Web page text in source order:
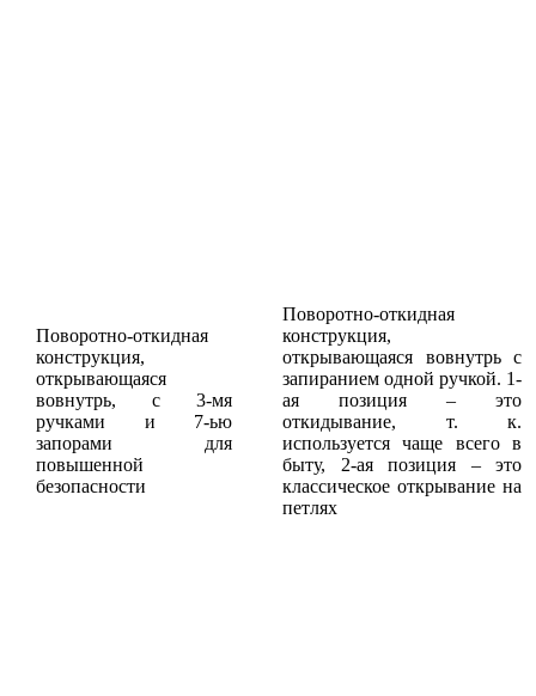
Поворотно-откидная
конструкция,
открывающаяся
вовнутрь, с 3-мя
ручками и 7-ью
запорами для
повышенной
безопасности
Поворотно-откидная
конструкция,
открывающаяся вовнутрь с
запиранием одной ручкой. 1-
ая позиция – это
откидывание, т. к.
используется чаще всего в
быту, 2-ая позиция – это
классическое открывание на
петлях